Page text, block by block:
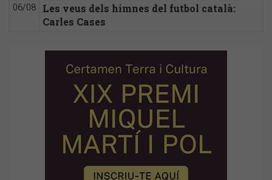
06/08
Les veus dels himnes del futbol català:
Carles Cases